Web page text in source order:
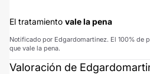
El tratamiento vale la pena
Notificado por Edgardomartinez. El 100% de
que vale la pena.
Valoración de